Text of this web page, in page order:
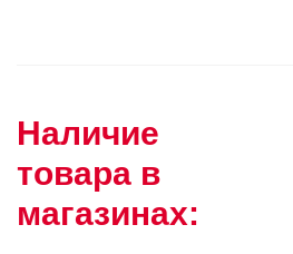
Наличие
товара в
магазинах: